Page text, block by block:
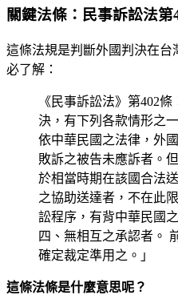
關鍵法條：民事訴訟法第
這條法規是判斷外國判決在
必了解：
《民事訴訟法》第402
決，有下列各款情形之
依中華民國之法律，外
敗訴之被告未應訴者。
於相當時期在該國合法
之協助送達者，不在此
訟程序，有背中華民國
四、無相互之承認者。
確定裁定準用之。」
這條法條是什麼意思呢？